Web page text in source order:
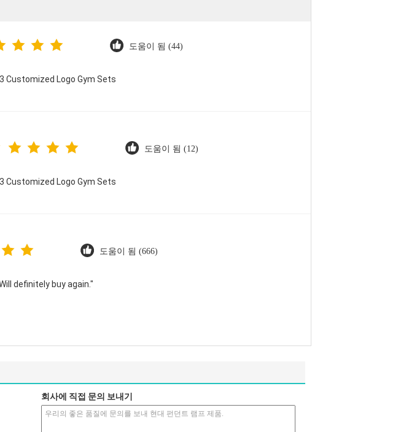
도움이 됨 (44)
Customized Logo Gym Sets
도움이 됨 (12)
Customized Logo Gym Sets
도움이 됨 (666)
definitely buy again."
회사에 직접 문의 보내기